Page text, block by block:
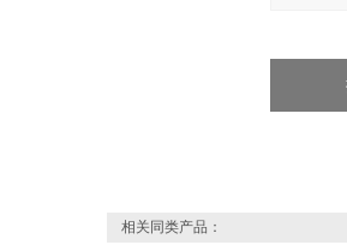
相关同类产品：